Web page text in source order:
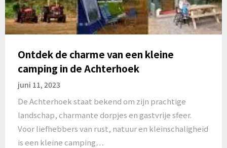
Ontdek de charme van een kleine
camping in de Achterhoek
juni 11, 2023
De Achterhoek staat bekend om zijn prachtige
landschap, charmante dorpjes en gastvrije sfeer.
Voor liefhebbers van rust, natuur en kleinschaligheid
is een kleine camping…